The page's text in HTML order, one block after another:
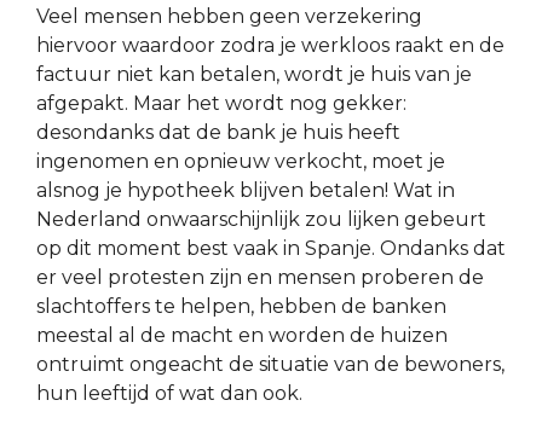
Veel mensen hebben geen verzekering
hiervoor waardoor zodra je werkloos raakt en de
factuur niet kan betalen, wordt je huis van je
afgepakt. Maar het wordt nog gekker:
desondanks dat de bank je huis heeft
ingenomen en opnieuw verkocht, moet je
alsnog je hypotheek blijven betalen! Wat in
Nederland onwaarschijnlijk zou lijken gebeurt
op dit moment best vaak in Spanje. Ondanks dat
er veel protesten zijn en mensen proberen de
slachtoffers te helpen, hebben de banken
meestal al de macht en worden de huizen
ontruimt ongeacht de situatie van de bewoners,
hun leeftijd of wat dan ook.